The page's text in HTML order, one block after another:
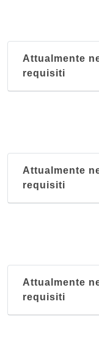
Attualmente
requisiti
Attualmente
requisiti
Attualmente
requisiti